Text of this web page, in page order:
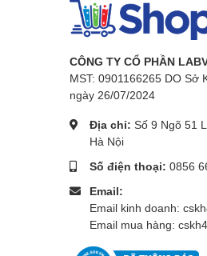
CÔNG TY CỔ PHẦN
MST: 0901166265 DO Sở
ngày 26/07/2024
Địa chỉ: Số 9 Ngõ 51
Hà Nội
Số điện thoại: 0856
Email:
Email kinh doanh:
Email mua hàng: